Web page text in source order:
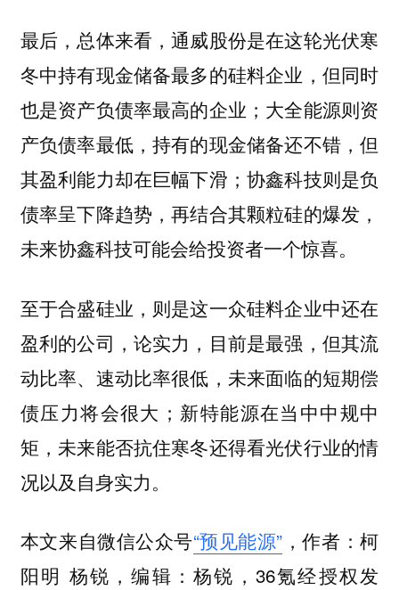
最后，总体来看，通威股份是在这轮光伏寒
冬中持有现金储备最多的硅料企业，但同时
也是资产负债率最高的企业；大全能源则资
产负债率最低，持有的现金储备还不错，但
其盈利能力却在巨幅下滑；协鑫科技则是负
债率呈下降趋势，再结合其颗粒硅的爆发，
未来协鑫科技可能会给投资者一个惊喜。
至于合盛硅业，则是这一众硅料企业中还在
盈利的公司，论实力，目前是最强，但其流
动比率、速动比率很低，未来面临的短期偿
债压力将会很大；新特能源在当中中规中
矩，未来能否抗住寒冬还得看光伏行业的情
况以及自身实力。
本文来自微信公众号“预见能源” ，作者：柯
阳明 杨锐，编辑：杨锐，36氪经授权发